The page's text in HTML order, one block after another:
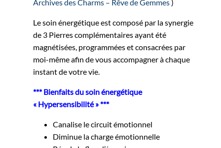
Archives des Charms – Rêve de Gemmes )
Le soin énergétique est composé par la synergie
de 3 Pierres complémentaires ayant été
magnétisées, programmées et consacrées par
moi-même afin de vous accompagner à chaque
instant de votre vie.
*** Bienfaits du soin énergétique
« Hypersensibilité » ***
Canalise le circuit émotionnel
Diminue la charge émotionnelle